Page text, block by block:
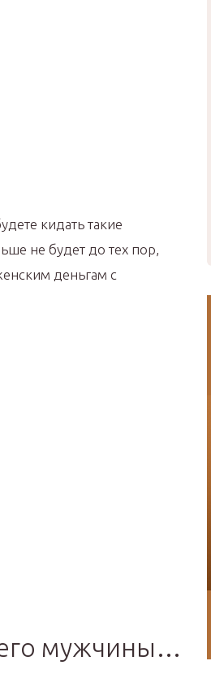
кидать такие
не будет до тех пор,
деньгам с
мужчины…